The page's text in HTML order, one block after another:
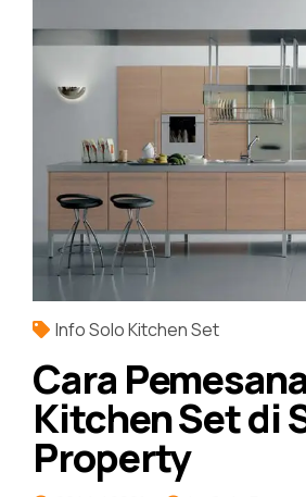
Info Solo Kitchen Set
Cara
Kitchen Set di
Property